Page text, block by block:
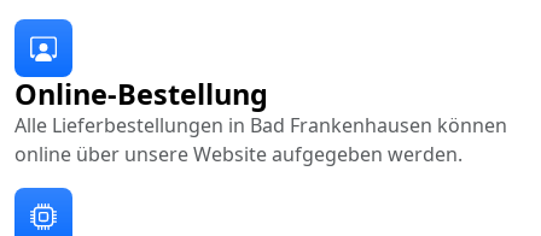
Online-Bestellung
Alle Lieferbestellungen in Bad Frankenhausen können
online über unsere Website aufgegeben werden.